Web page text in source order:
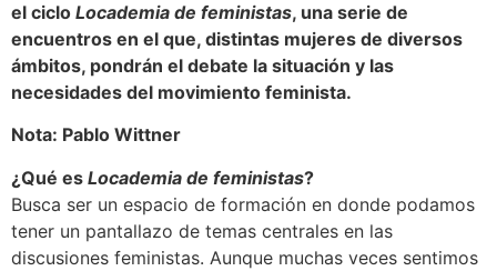
el ciclo Locademia de feministas, una serie de
encuentros en el que, distintas mujeres de diversos
ámbitos, pondrán el debate la situación y las
necesidades del movimiento feminista.
Nota: Pablo Wittner
¿Qué es Locademia de feministas?
Busca ser un espacio de formación en donde podamos
tener un pantallazo de temas centrales en las
discusiones feministas. Aunque muchas veces sentimos